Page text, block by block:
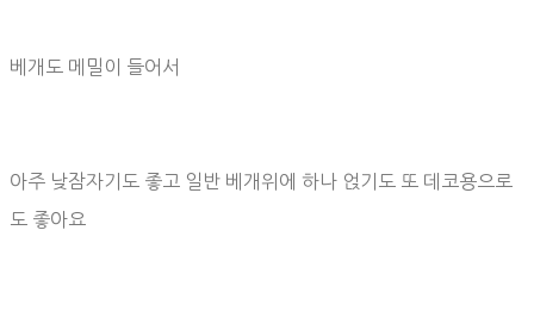
베개도 메밀이 들어서
아주 낮잠자기도 좋고 일반 베개위에 하나 얹기도 또 데코용으로
도 좋아요